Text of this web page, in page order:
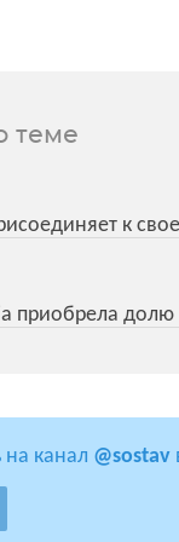
теме
к
приобрела долю
канал @sostav